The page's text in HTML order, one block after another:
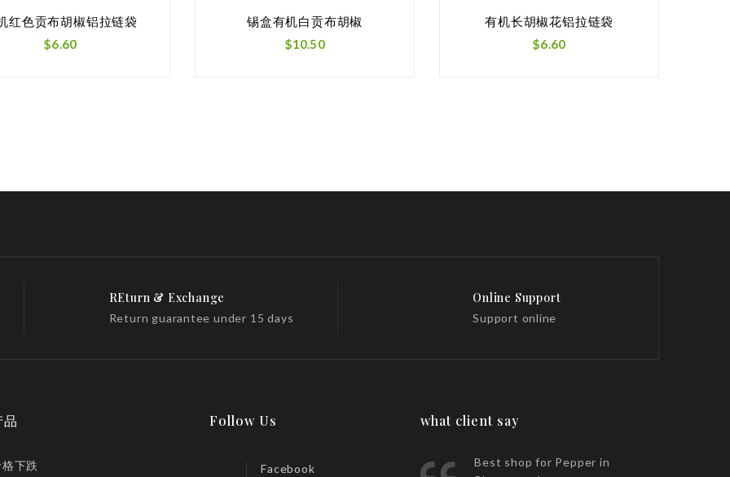
红色贡布胡椒铝拉链袋
价
$6.60
锡盒有机白贡布胡椒
价
$10.50
有机长胡椒花铝拉链袋
价
$6.60
REturn & Exchange
Return guarantee under 15 days
Online Support
Support online
品
下跌
Follow Us
Facebook
what client say
Best shop for Pepper in